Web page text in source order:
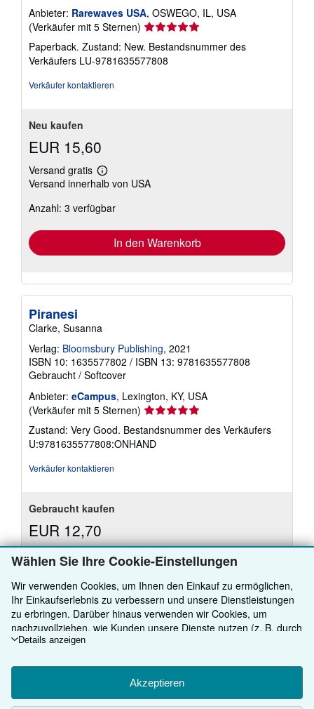
Wählen Sie Ihre Cookie-Einstellungen
Wir verwenden Cookies, um Ihnen den Einkauf zu ermöglichen,
Ihr Einkaufserlebnis zu verbessern und unsere Dienstleistungen
zu erbringen. Darüber hinaus verwenden wir Cookies, um
nachzuvollziehen, wie Kunden unsere Dienste nutzen (z. B. durch
die Erfassung von Website-Besuchen), sodass wir Optimierungen
Cookies von Drittanbietern ein, um in Anzeigen relevante Inhalte
darzustellen und die Effizienz von Anzeigen zu ermitteln. Wählen
Sie „Ablehnen" aus, um abzulehnen, oder „Personalisieren", um
Details anzeigen
Akzeptieren
Anbieter: Rarewaves USA, OSWEGO, IL, USA
(Verkäufer mit 5 Sternen) Verkäuferbewertung
von
5
Paperback. Zustand: New. Bestandsnummer des
Verkäufers LU-9781635577808
Verkäufer kontaktieren
Neu kaufen
EUR 15,60
Versand gratis
Weitere
Informationen
Versandkosten
Versand innerhalb von USA
Anzahl: 3 verfügbar
In den Warenkorb
Piranesi
Clarke, Susanna
Verlag: Bloomsbury Publishing, 2021
ISBN 10: 1635577802 / ISBN 13: 9781635577808
Gebraucht / Softcover
Anbieter: eCampus, Lexington, KY, USA
(Verkäufer mit 5 Sternen) Verkäuferbewertung
von
5
Zustand: Very Good. Bestandsnummer des Verkäufers
U:9781635577808:ONHAND
Verkäufer kontaktieren
Gebraucht kaufen
EUR 12,70
EUR 3,45 Versand Weitere
Informationen
Versandkosten
Versand innerhalb von USA
Anzahl: Mehr als 20 verfügbar
In den Warenkorb
Es gibt37weitere Exemplare dieses Buches